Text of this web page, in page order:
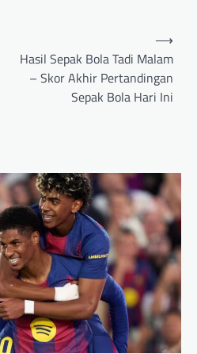
Hasil Sepak Bola Tadi Malam
– Skor Akhir Pertandingan
Sepak Bola Hari Ini
⟶